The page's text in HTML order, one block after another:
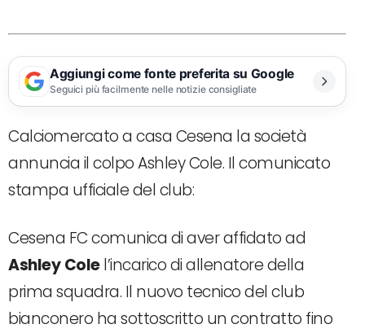
Aggiungi come fonte preferita su Google
Seguici più facilmente nelle notizie consigliate
Calciomercato a casa Cesena la società
annuncia il colpo Ashley Cole. Il comunicato
stampa ufficiale del club:
Cesena FC comunica di aver affidato ad
Ashley Colel’incarico di allenatore della
prima squadra. Il nuovo tecnico del club
bianconero ha sottoscritto un contratto fino